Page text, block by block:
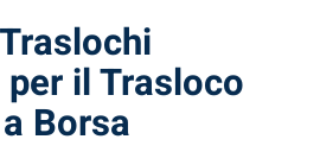
il Trasloco
Borsa